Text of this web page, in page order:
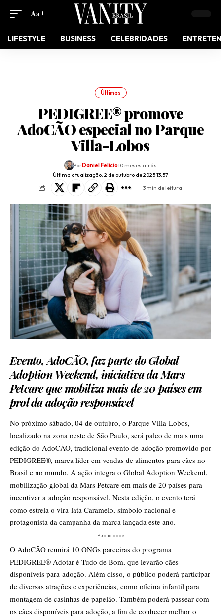
Aa
LIFESTYLE BUSINESS CELEBRIDADES
Últimas
PEDIGREE® promove
AdoCÃO especial no Parque
Villa-Lobos
Última atualização: 2 de outubro de 2025 13:57
PorDaniel Felicio10 meses atrás
3 min de leitura
Evento, AdoCÃO, faz parte do Global
Adoption Weekend, iniciativa da Mars
Petcare que mobiliza mais de 20 países em
prol da adoção responsável
No próximo sábado, 04 de outubro, o Parque Villa-Lobos,
localizado na zona oeste de São Paulo, será palco de mais uma
edição do AdoCÃO, tradicional evento de adoção promovido por
PEDIGREE®, marca líder em vendas de alimentos para cães no
Brasil e no mundo. A ação integra o Global Adoption Weekend,
mobilização global da Mars Petcare em mais de 20 países para
incentivar a adoção responsável. Nesta edição, o evento terá
como estrela o vira-lata Caramelo, símbolo nacional e
protagonista da campanha da marca lançada este ano.
- Publicidade -
O AdoCÃO reunirá 10 ONGs parceiras do programa
PEDIGREE® Adotar é Tudo de Bom, que levarão cães
disponíveis para adoção. Além disso, o público poderá participar
de diversas atrações e experiências, como oficina infantil para
montagem de casinhas de papelão. Também poderá passear com
os cães disponíveis para adoção, a fim de conhecer melhor o